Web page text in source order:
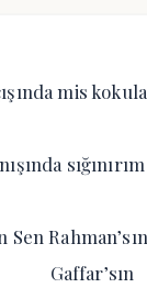
mis
Sen
Gaffar’sın